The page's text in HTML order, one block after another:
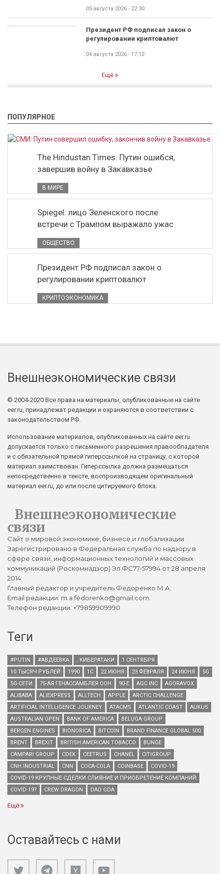
05 августа 2026 - 22:30
Президент РФ подписал закон о
регулировании криптовалют
04 августа 2026 - 17:12
Ещё
ПОПУЛЯРНОЕ
The Hindustan Times: Путин ошибся,
завершив войну в Закавказье
В МИРЕ
Spiegel: лицо Зеленского после
встречи с Трампом выражало ужас
ОБЩЕСТВО
Президент РФ подписал закон о
регулировании криптовалют
КРИПТОЭКОНОМИКА
Внешнеэкономические связи
© 2004-2020 Все права на материалы, опубликованные на сайте
eer.ru, принадлежат редакции и охраняются в соответствии с
законодательством РФ.
Использование материалов, опубликованных на сайте eer.ru
допускается только с письменного разрешения правообладателя
и с обязательной прямой гиперссылкой на страницу, с которой
материал заимствован. Гиперссылка должна размещаться
непосредственно в тексте, воспроизводящем оригинальный
материал eer.ru, до или после цитируемого блока.
Внешнеэкономические
связи
Сайт о мировой экономике, бизнесе и глобализации
Зарегистрировано в Федеральная служба по надзору в
сфере связи, информационных технологий и массовых
коммуникаций (Роскомнадзор) Эл ФС77-57994 от 28 апреля
2014
Главный редактор и учредитель Федоренко М.А.
Email редакции: m.a.fedorenko@gmail.com.
Телефон редакции: +79859909990
Теги
#PUTIN #АВДЕЕВКА . КИБЕРАТАКИ
1 СЕНТЯБРЯ
10 ТЫСЯЧ РУБЛЕЙ
1990 1С 22 ИЮНЯ 23 ФЕВРАЛЯ 24 ИЮНЯ
5G
5G-СЕТИ
75-АЯ ГЕНАССАМБЛЕЯ ООН 90-Е AGC INC
AGORAVOX
ALIBABA
ALIEXPRESS ALLTECH APPLE
ARCTIC CHALLENGE
ARTIFICIAL INTELLIGENCE JOURNEY
ATACMS ATLANTIC COAST
AUKUS
AUSTRALIAN OPEN
BANK OF AMERICA
BELUGA GROUP
BERGEN ENGINES
BIONORICA BITCOIN
BRAND FINANCE GLOBAL 500
BRENT
BREXIT BRITISH AMERICAN TOBACCO
BUNGE
CAMPARI GROUP
CDEK CEETRUS CHANEL
CITIGROUP
CNH INDUSTRIAL
CNN COCA-COLA COINBASE
COVID-19
COVID-19 КРУПНЫЕ СДЕЛКИ СЛИЯНИЕ И ПРИОБРЕТЕНИЕ КОМПАНИЙ
COVID-19?
CREW DRAGON DAO GDA
Ещё
Оставайтесь с нами